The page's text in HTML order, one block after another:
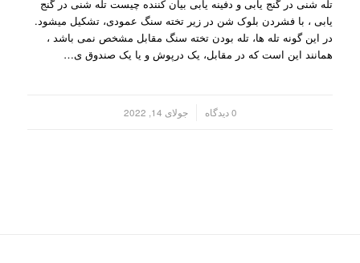
تله شنی در گنج یابی و دفینه یابی بیان کننده چیست تله شنی در گنج
یابی ، با فشردن بلوک شن در زیر تخته سنگ عمودی، تشکیل میشود.
در این گونه تله ها، تله بودن تخته سنگ مقابل مشخص نمی باشد ،
همانند این است که در مقابل، یک درپوش و یا یک صندوق ی…
0 دیدگاه جولای 14, 2022